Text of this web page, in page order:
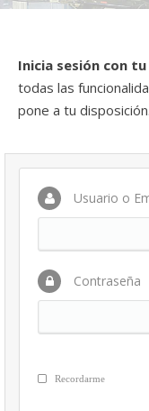
Inicia sesión con
todas las
pone a tu disposición.
Usuario o
Contraseña
Recordarme